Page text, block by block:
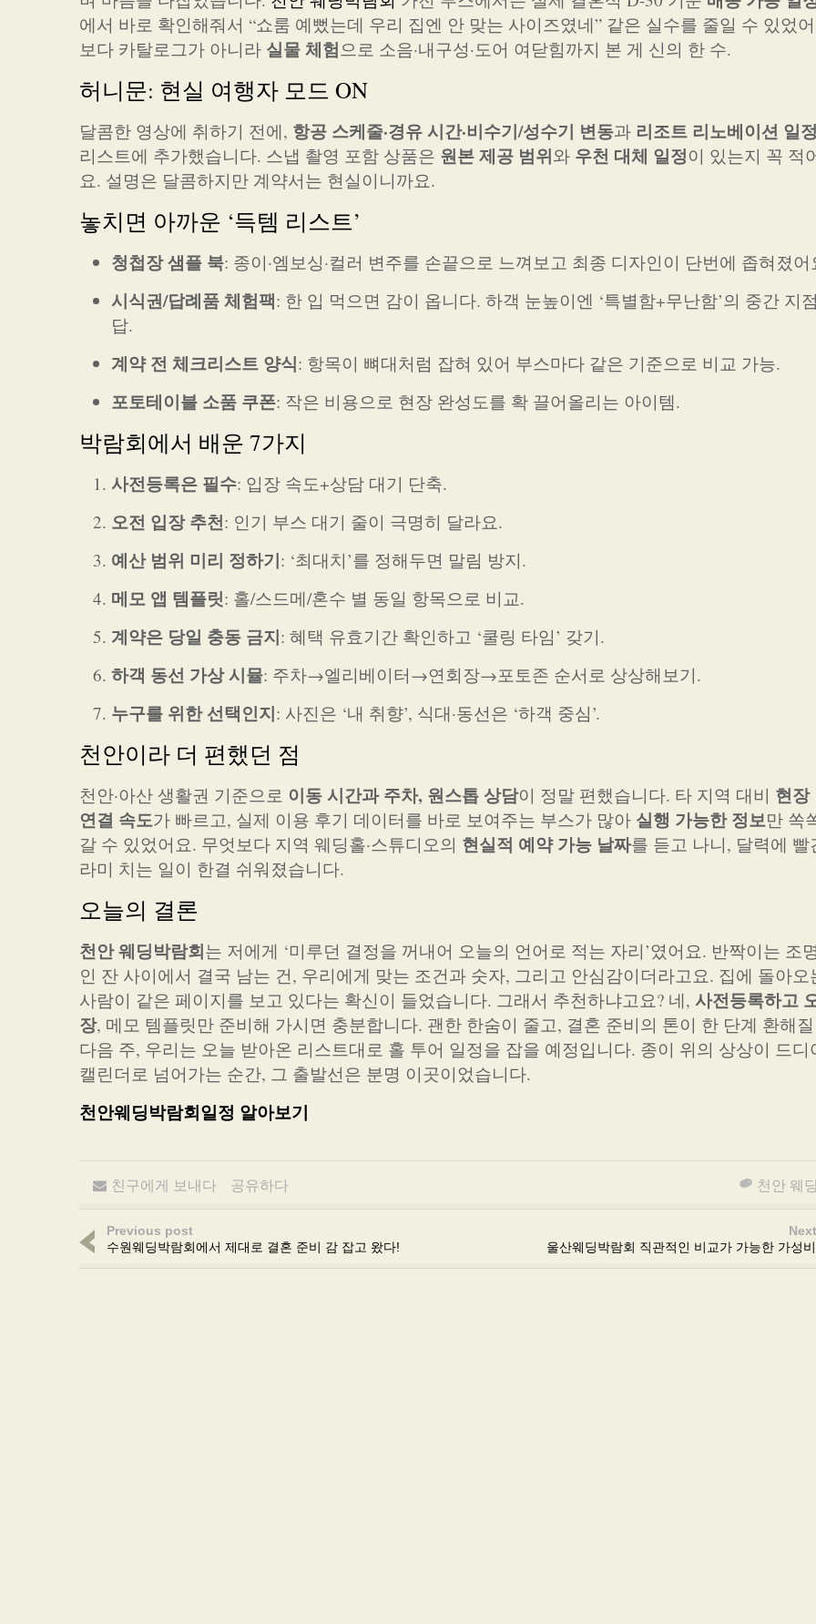
에서 바로 확인해줘서 “쇼룸 예뻤는데 우리 집엔 안 맞는 사이즈였네” 같은 실수를 줄일 수 있었
보다 카탈로그가 아니라 실물 체험으로 소음·내구성·도어 여닫힘까지 본 게 신의 한 수.
허니문: 현실 여행자 모드 ON
달콤한 영상에 취하기 전에, 항공 스케줄·경유 시간·비수기/성수기 변동과 리조트 리노베이션 일
리스트에 추가했습니다. 스냅 촬영 포함 상품은 원본 제공 범위와 우천 대체 일정이 있는지 꼭 적
요. 설명은 달콤하지만 계약서는 현실이니까요.
놓치면 아까운 ‘득템 리스트’
청첩장 샘플 북: 종이·엠보싱·컬러 변주를 손끝으로 느껴보고 최종 디자인이 단번에 좁혀졌어
시식권/답례품 체험팩: 한 입 먹으면 감이 옵니다. 하객 눈높이엔 ‘특별함+무난함’의 중간 지
답.
계약 전 체크리스트 양식: 항목이 뼈대처럼 잡혀 있어 부스마다 같은 기준으로 비교 가능.
포토테이블 소품 쿠폰: 작은 비용으로 현장 완성도를 확 끌어올리는 아이템.
박람회에서 배운 7가지
사전등록은 필수: 입장 속도+상담 대기 단축.
오전 입장 추천: 인기 부스 대기 줄이 극명히 달라요.
예산 범위 미리 정하기: ‘최대치’를 정해두면 말림 방지.
메모 앱 템플릿: 홀/스드메/혼수 별 동일 항목으로 비교.
계약은 당일 충동 금지: 혜택 유효기간 확인하고 ‘쿨링 타임’ 갖기.
하객 동선 가상 시뮬: 주차→엘리베이터→연회장→포토존 순서로 상상해보기.
누구를 위한 선택인지: 사진은 ‘내 취향’, 식대·동선은 ‘하객 중심’.
천안이라 더 편했던 점
천안·아산 생활권 기준으로 이동 시간과 주차, 원스톱 상담이 정말 편했습니다. 타 지역 대비 현장
연결 속도가 빠르고, 실제 이용 후기 데이터를 바로 보여주는 부스가 많아 실행 가능한 정보만 쏙
갈 수 있었어요. 무엇보다 지역 웨딩홀·스튜디오의 현실적 예약 가능 날짜를 듣고 나니, 달력에 빨
라미 치는 일이 한결 쉬워졌습니다.
오늘의 결론
천안 웨딩박람회는 저에게 ‘미루던 결정을 꺼내어 오늘의 언어로 적는 자리’였어요. 반짝이는 조
인 잔 사이에서 결국 남는 건, 우리에게 맞는 조건과 숫자, 그리고 안심감이더라고요. 집에 돌아오
사람이 같은 페이지를 보고 있다는 확신이 들었습니다. 그래서 추천하냐고요? 네, 사전등록하고
장, 메모 템플릿만 준비해 가시면 충분합니다. 괜한 한숨이 줄고, 결혼 준비의 톤이 한 단계 환해
다음 주, 우리는 오늘 받아온 리스트대로 홀 투어 일정을 잡을 예정입니다. 종이 위의 상상이 드디
캘린더로 넘어가는 순간, 그 출발선은 분명 이곳이었습니다.
천안웨딩박람회일정 알아보기
친구에게 보내다 공유하다 천안 웨
Previous post
수원웨딩박람회에서 제대로 결혼 준비 감 잡고 왔다!
울산웨딩박람회 직관적인 비교가 가능한 가성